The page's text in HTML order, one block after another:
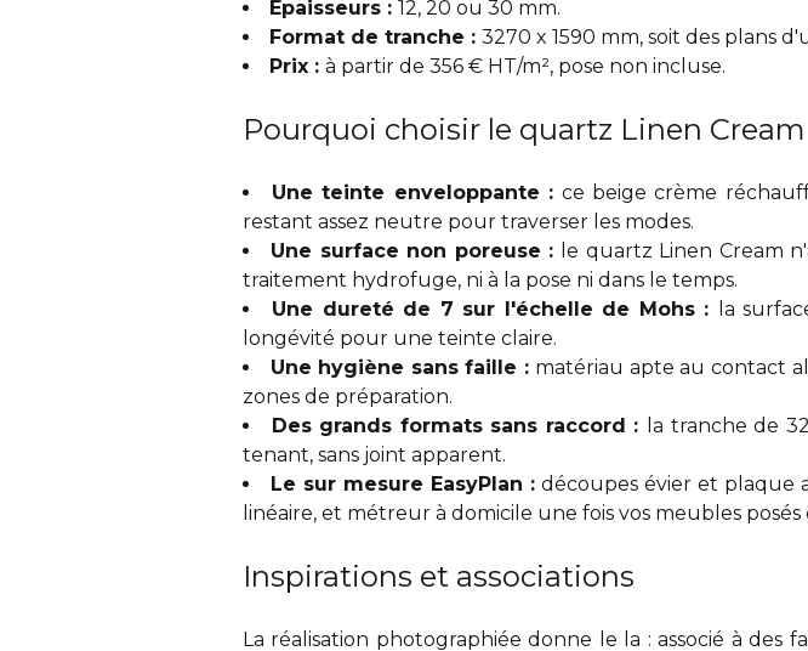
Épaisseurs : 12, 20 ou 30 mm.
Format de tranche : 3270 x 1590 mm, soit des plans
Prix : à partir de 356 € HT/m², pose non incluse.
Pourquoi choisir le quartz Linen
Une teinte enveloppante :ce beige crème
restant assez neutre pour traverser les modes.
Une surface non poreuse : le quartz Linen Cream
traitement hydrofuge, ni à la pose ni dans le temps.
Une dureté de 7 sur l'échelle de Mohs :
la
longévité pour une teinte claire.
Une hygiène sans faille : matériau apte au contact
zones de préparation.
Des grands formats sans raccord :
la tranche de
tenant, sans joint apparent.
Le sur mesure EasyPlan :découpes évier et plaque
linéaire, et métreur à domicile une fois vos meubles posés
Inspirations et associations
La réalisation photographiée donne le la : associé à des